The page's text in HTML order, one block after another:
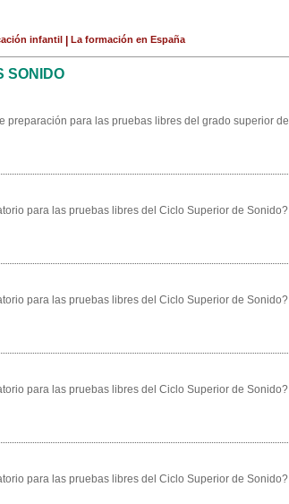
infantil La formación en España
SONIDO
preparación para las pruebas libres del grado superior de
para las pruebas libres del Ciclo Superior de Sonido?
para las pruebas libres del Ciclo Superior de Sonido?
para las pruebas libres del Ciclo Superior de Sonido?
para las pruebas libres del Ciclo Superior de Sonido?